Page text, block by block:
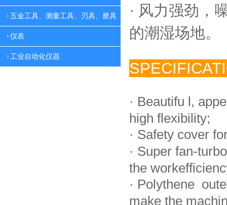
五金工具、测量工具、刃具、磨具
仪表
工业自动化仪器
· 风力强劲，
的潮湿场地。
· Beautifu l,
high flexibility;
· Safety cover
· Super fan-
the
· Polythene
make the